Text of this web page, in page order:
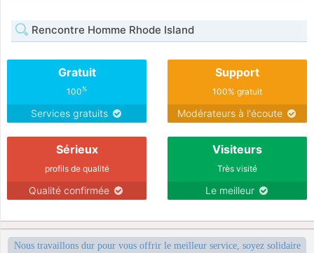
Rencontre Homme Rhode Island
Gratuit
100%
Services gratuits
Support
100% gratuit
Modérateurs à l'écoute
Sérieux
profils de qualité
Qualité confirmée
Visiteurs
Très visité
Le meilleur
Nous travaillons dur pour vous offrir le meilleur service, soyez solidaire